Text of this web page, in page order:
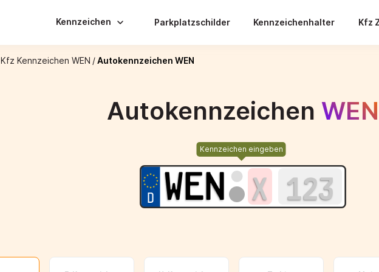
Kennzeichen Parkplatzschilder Kennzeichenhalter Kfz
Kfz Kennzeichen WEN /Autokennzeichen WEN
Autokennzeichen WEN
Kennzeichen eingeben